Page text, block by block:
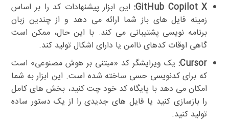
GitHub Copilot X:این ابزار پیشنهادات کد را بر اساس
زمینه فایل های باز شما ارائه می دهد و از چندین زبان
برنامه نویسی پشتیبانی می کند. با این حال، ممکن است
گاهی اوقات کدهای ناامن یا دارای اشکال تولید کند.
Cursor:یک ویرایشگر کد «مبتنی بر هوش مصنوعی» است
که برای کدنویسی حسی ساخته شده است. این ابزار به شما
امکان می دهد با پایگاه کد خود چت کنید، بخش های کامل
را بازسازی کنید یا فایل های جدیدی را از یک دستور ساده
تولید کنید.